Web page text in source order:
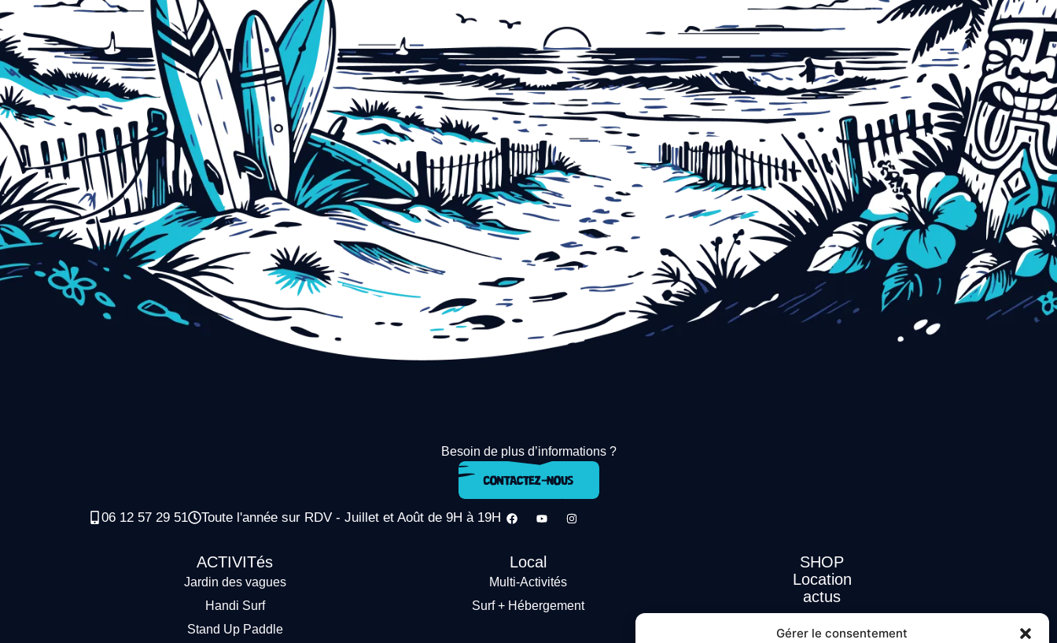
Gérer le consentement
Besoin de plus d’informations ?
06 12 57 29 51 Toute l'année sur RDV - Juillet et Août de 9H à 19H
ACTIVITés
Jardin des vagues
Handi Surf
Stand Up Paddle
Local
Multi-Activités
Surf + Hébergement
SHOP
Location
actus